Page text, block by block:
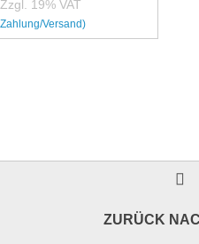
Zzgl. 19% VAT
Versand)
ZURÜCK